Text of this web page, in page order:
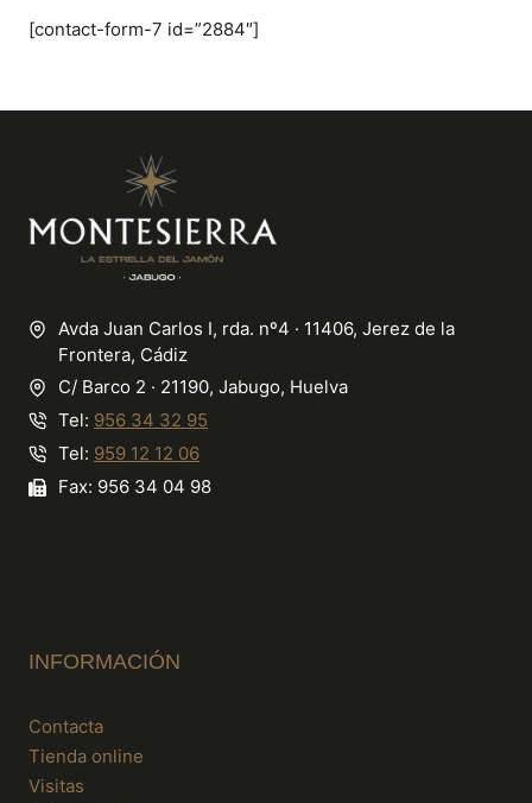
[contact-form-7 id=”2884″]
Avda Juan Carlos I, rda. nº4 · 11406, Jerez de la
Frontera, Cádiz
C/ Barco 2 · 21190, Jabugo, Huelva
Tel: 956 34 32 95
Tel: 959 12 12 06
Fax: 956 34 04 98
INFORMACIÓN
Contacta
Tienda online
Visitas